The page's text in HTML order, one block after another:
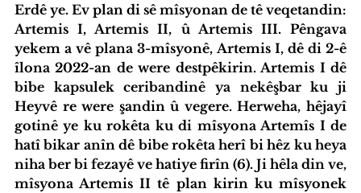
Erdê ye. Ev plan di sê mîsyonan de tê veqetandin:
Artemis I, Artemis II, û Artemis III. Pêngava
yekem a vê plana 3-mîsyonê, Artemis I, dê di 2-ê
îlona 2022-an de were destpêkirin. Artemis I dê
bibe kapsulek ceribandinê ya nekêşbar ku ji
Heyvê re were şandin û vegere. Herweha, hêjayî
gotinê ye ku rokêta ku di mîsyona Artemîs I de
hatî bikar anîn dê bibe rokêta herî bi hêz ku heya
niha ber bi fezayê ve hatiye firîn (6). Ji hêla din ve,
mîsyona Artemis II tê plan kirin ku mîsyonek